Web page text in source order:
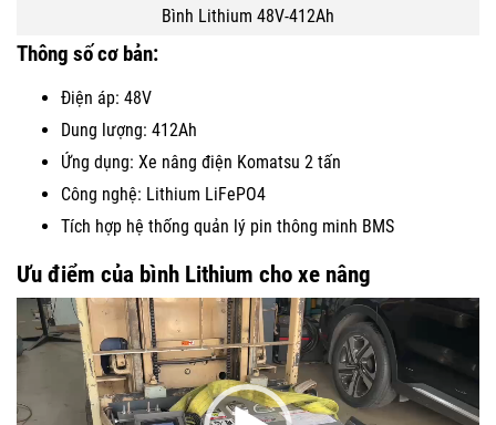
Bình Lithium 48V-412Ah
Thông số cơ bản:
Điện áp: 48V
Dung lượng: 412Ah
Ứng dụng: Xe nâng điện Komatsu 2 tấn
Công nghệ: Lithium LiFePO4
Tích hợp hệ thống quản lý pin thông minh BMS
Ưu điểm của bình Lithium cho xe nâng
Trình
chơi
Video